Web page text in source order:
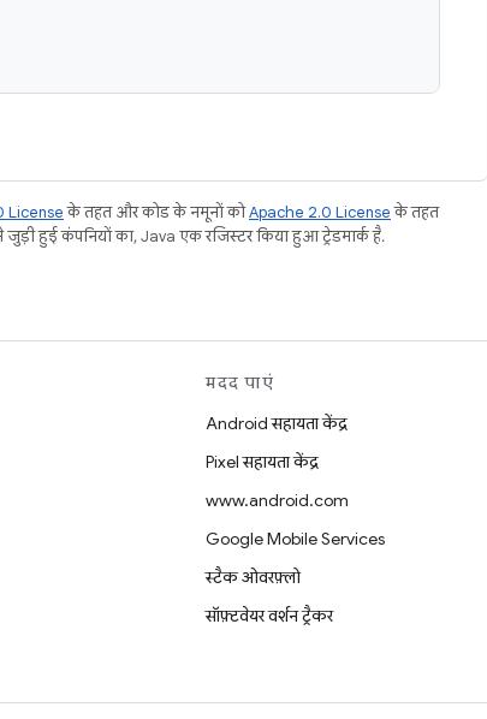
Licenseके तहत और कोड के नमूनों कोApache 2.0 Licenseके तहत
हुई कंपनियों का, Java एक रजिस्टर किया हुआ ट्रेडमार्क है.
मदद पाएं
Android सहायता केंद्र
Pixel सहायता केंद्र
www.android.com
Google Mobile Services
स्टैक ओवरफ़्लो
सॉफ़्टवेयर वर्शन ट्रैकर